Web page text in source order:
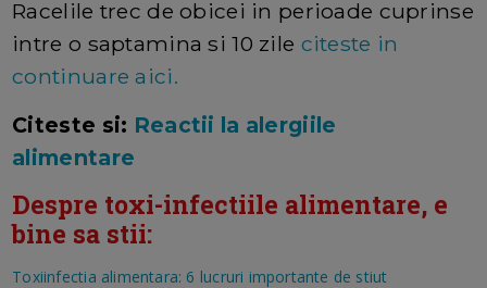
Racelile trec de obicei in perioade cuprinse
intre o saptamina si 10 zile citeste in
continuare aici.
Citeste si: Reactii la alergiile
alimentare
Despre toxi-infectiile alimentare, e
bine sa stii:
Toxiinfectia alimentara: 6 lucruri importante de stiut